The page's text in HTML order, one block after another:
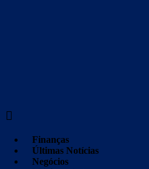
Finanças
Últimas Notícias
Negócios